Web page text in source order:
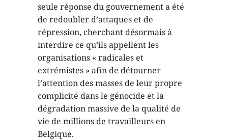
seule réponse du gouvernement a été
de redoubler d’attaques et de
répression, cherchant désormais à
interdire ce qu’ils appellent les
organisations « radicales et
extrémistes » afin de détourner
l’attention des masses de leur propre
complicité dans le génocide et la
dégradation massive de la qualité de
vie de millions de travailleurs en
Belgique.